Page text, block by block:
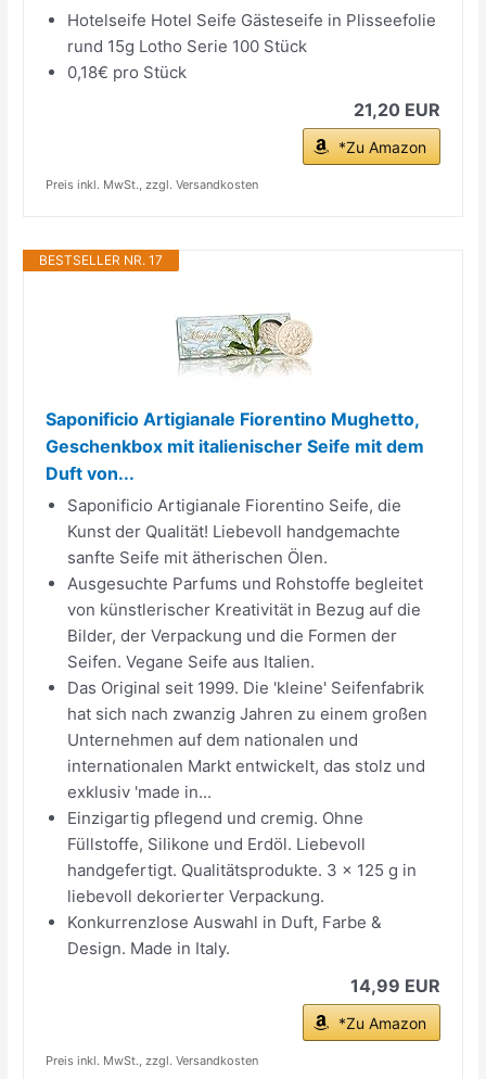
Hotelseife Hotel Seife Gästeseife in Plisseefolie
rund 15g Lotho Serie 100 Stück
0,18€ pro Stück
21,20 EUR
*Zu Amazon
Preis inkl. MwSt., zzgl. Versandkosten
BESTSELLER NR. 17
Saponificio Artigianale Fiorentino Mughetto,
Geschenkbox mit italienischer Seife mit dem
Duft von...
Saponificio Artigianale Fiorentino Seife, die
Kunst der Qualität! Liebevoll handgemachte
sanfte Seife mit ätherischen Ölen.
Ausgesuchte Parfums und Rohstoffe begleitet
von künstlerischer Kreativität in Bezug auf die
Bilder, der Verpackung und die Formen der
Seifen. Vegane Seife aus Italien.
Das Original seit 1999. Die 'kleine' Seifenfabrik
hat sich nach zwanzig Jahren zu einem großen
Unternehmen auf dem nationalen und
internationalen Markt entwickelt, das stolz und
exklusiv 'made in...
Einzigartig pflegend und cremig. Ohne
Füllstoffe, Silikone und Erdöl. Liebevoll
handgefertigt. Qualitätsprodukte. 3 x 125 g in
liebevoll dekorierter Verpackung.
Konkurrenzlose Auswahl in Duft, Farbe &
Design. Made in Italy.
14,99 EUR
*Zu Amazon
Preis inkl. MwSt., zzgl. Versandkosten